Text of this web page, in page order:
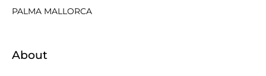
PALMA MALLORCA
About